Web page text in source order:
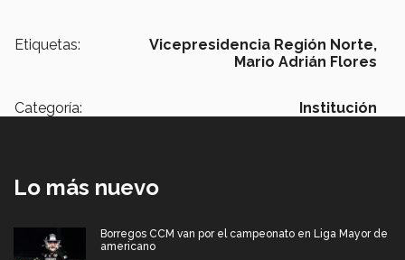
Etiquetas:
Vicepresidencia Región Norte,
Mario Adrián Flores
Categoría: Institución
Lo más nuevo
Borregos CCM van por el campeonato en Liga Mayor de
americano